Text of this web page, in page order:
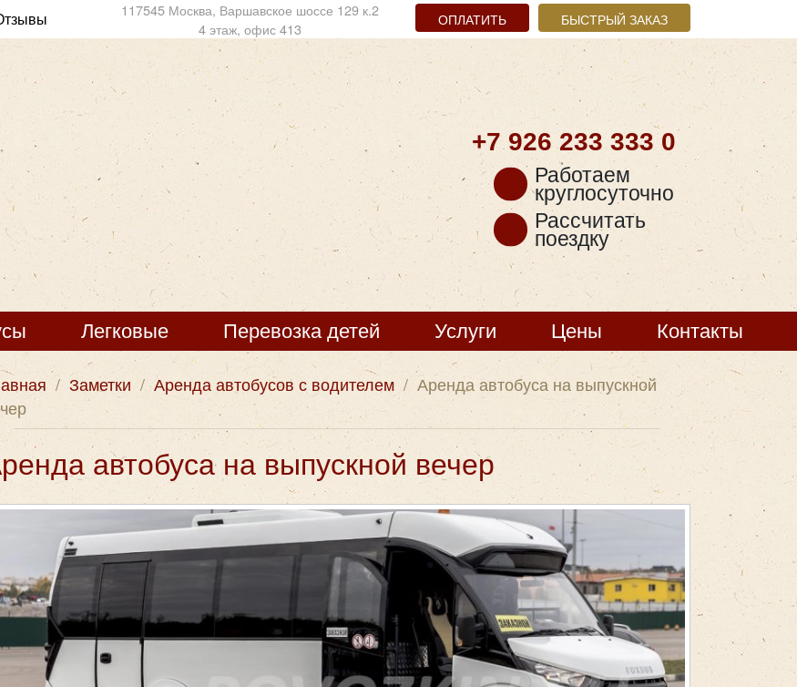
117545 Москва, Варшавское шоссе 129 к.2
4 этаж, офис 413
ОПЛАТИТЬ БЫСТРЫЙ ЗАКАЗ
+7 926 233 333 0
Работаем
круглосуточно
Рассчитать
поездку
Легковые Перевозка детей Услуги Цены Контакты
/ Заметки / Аренда автобусов с водителем / Аренда автобуса на выпускной
автобуса на выпускной вечер